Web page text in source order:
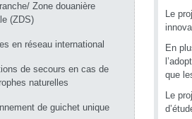
Zone douanière
(ZDS)
en réseau international
de secours en cas de
naturelles
de guichet unique
Le
En
que
Le